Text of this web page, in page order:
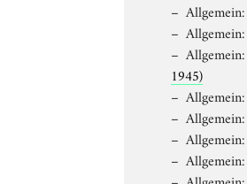
Allgemein:
Allgemein:
Allgemein:
1945)
Allgemein:
Allgemein:
Allgemein:
Allgemein: